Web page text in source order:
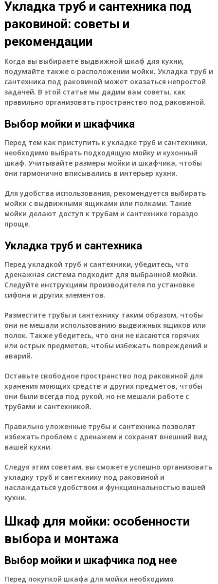
Укладка труб и сантехника под
раковиной: советы и
рекомендации
Когда вы выбираете выдвижной шкаф для кухни,
подумайте также о расположении мойки. Укладка труб и
сантехника под раковиной может оказаться непростой
задачей. В этой статье мы дадим вам советы, как
правильно организовать пространство под раковиной.
Выбор мойки и шкафчика
Перед тем как приступить к укладке труб и сантехники,
необходимо выбрать подходящую мойку и кухонный
шкаф. Учитывайте размеры мойки и шкафчика, чтобы
они гармонично вписывались в интерьер кухни.
Для удобства использования, рекомендуется выбирать
мойки с выдвижными ящиками или полками. Такие
мойки делают доступ к трубам и сантехнике гораздо
проще.
Укладка труб и сантехника
Перед укладкой труб и сантехники, убедитесь, что
дренажная система подходит для выбранной мойки.
Следуйте инструкциям производителя по установке
сифона и других элементов.
Разместите трубы и сантехнику таким образом, чтобы
они не мешали использованию выдвижных ящиков или
полок. Также убедитесь, что они не касаются горячих
или острых предметов, чтобы избежать повреждений и
аварий.
Оставьте свободное пространство под раковиной для
хранения моющих средств и других предметов, чтобы
они были всегда под рукой, но не мешали работе с
трубами и сантехникой.
Правильно уложенные трубы и сантехника позволят
избежать проблем с дренажем и сохранят внешний вид
вашей кухни.
Следуя этим советам, вы сможете успешно организовать
укладку труб и сантехнику под раковиной и
наслаждаться удобством и функциональностью вашей
кухни.
Шкаф для мойки: особенности
выбора и монтажа
Выбор мойки и шкафчика под нее
Перед покупкой шкафа для мойки необходимо